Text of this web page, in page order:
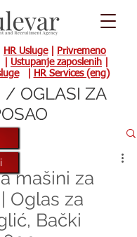
HR Usluge|
Privremeno
Ustupanje zaposlenih
| HR Services (eng)
mašini za
Oglas za
Bački
/ OGLASI ZA